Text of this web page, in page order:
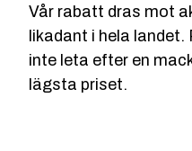
Vår rabatt dras mot
likadant i hela landet.
inte leta efter en
lägsta priset.